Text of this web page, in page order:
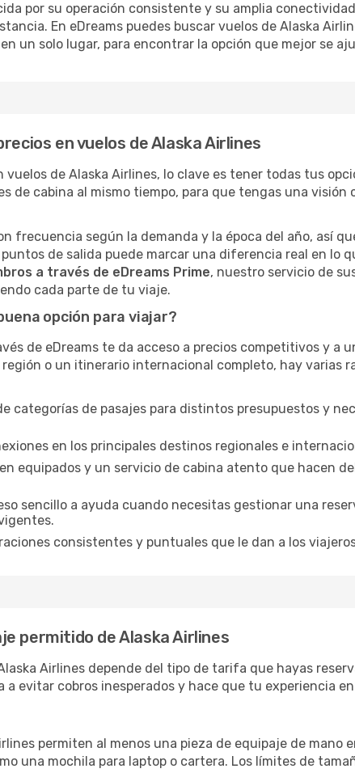
por su operación consistente y su amplia
En eDreams puedes buscar vuelos de Alaska
un solo lugar, para encontrar la opción que mejor se
en vuelos de Alaska Airlines
de Alaska Airlines, lo clave es tener todas tus
de cabina al mismo tiempo, para que tengas una
frecuencia según la demanda y la época del año, así
de salida puede marcar una diferencia real en lo
a través de eDreams Prime, nuestro servicio de
cada parte de tu viaje.
opción para viajar?
de eDreams te da acceso a precios competitivos y a
o un itinerario internacional completo, hay varias
categorías de pasajes para distintos presupuestos y
en los principales destinos regionales e
equipados y un servicio de cabina atento que hacen
sencillo a ayuda cuando necesitas gestionar una
consistentes y puntuales que le dan a los
permitido de Alaska Airlines
Airlines depende del tipo de tarifa que hayas
evitar cobros inesperados y hace que tu experiencia
permiten al menos una pieza de equipaje de mano
una mochila para laptop o cartera. Los límites de